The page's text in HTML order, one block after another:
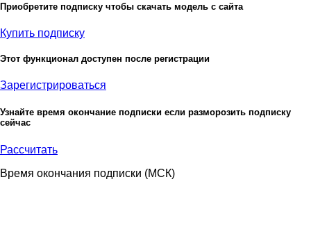
Приобретите подписку чтобы скачать модель с сайта
Купить подписку
Этот функционал доступен после регистрации
Зарегистрироваться
Узнайте время окончание подписки если разморозить подписку
сейчас
Рассчитать
Время окончания подписки (МСК)